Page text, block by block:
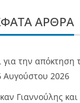
ΆΡΘΡΑ
για την
Αυγούστου 2026
Γιαννούλης